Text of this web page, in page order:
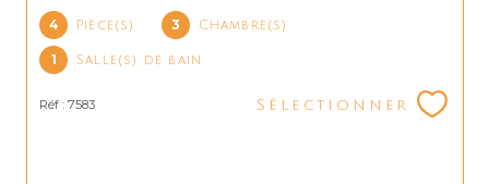
4 Pièce(s) 3 Chambre(s)
1 Salle(s) de bain
Réf : 7583 Sélectionner